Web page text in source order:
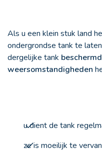
Als u een klein stuk land
ondergrondse tank te
dergelijke tank
weersomstandigheden
u dient de tank
ze is moeilijk te